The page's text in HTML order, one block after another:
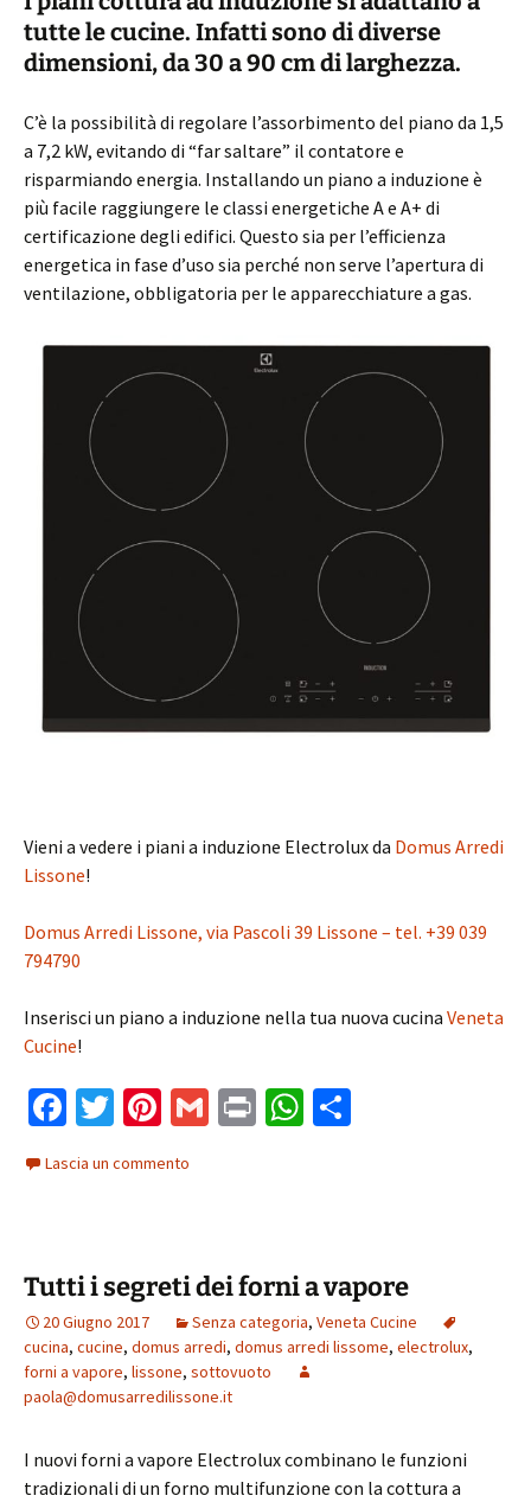
tutte le cucine. Infatti sono di diverse
dimensioni, da 30 a 90 cm di larghezza.
C’è la possibilità di regolare l’assorbimento del piano da 1,5
a 7,2 kW, evitando di “far saltare” il contatore e
risparmiando energia. Installando un piano a induzione è
più facile raggiungere le classi energetiche A e A+ di
certificazione degli edifici. Questo sia per l’efficienza
energetica in fase d’uso sia perché non serve l’apertura di
ventilazione, obbligatoria per le apparecchiature a gas.
Vieni a vedere i piani a induzione Electrolux da Domus Arredi
Lissone!
Domus Arredi Lissone, via Pascoli 39 Lissone – tel. +39 039
794790
Inserisci un piano a induzione nella tua nuova cucina Veneta
Cucine!
Fa
ce
b
k
T
tt
Pi
nt
er
G
Pr W
p di
Lascia un commento
Tutti i segreti dei forni a vapore
20 Giugno 2017 Senza categoria, Veneta Cucine
cucina, cucine, domus arredi, domus arredi lissome, electrolux,
forni a vapore, lissone, sottovuoto
paola@domusarredilissone.it
I nuovi forni a vapore Electrolux combinano le funzioni
tradizionali di un forno multifunzione con la cottura a